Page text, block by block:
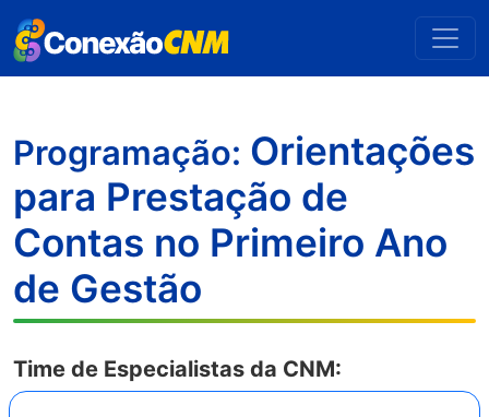
Programação: Orientações
para Prestação de
Contas no Primeiro Ano
de Gestão
Time de Especialistas da CNM: